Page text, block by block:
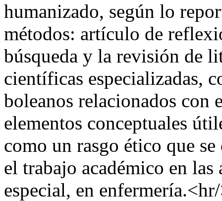
humanizado, según lo
métodos: artículo de
búsqueda y la revisión de
científicas especializadas,
boleanos relacionados con
elementos conceptuales
como un rasgo ético que
el trabajo académico en las
especial, en